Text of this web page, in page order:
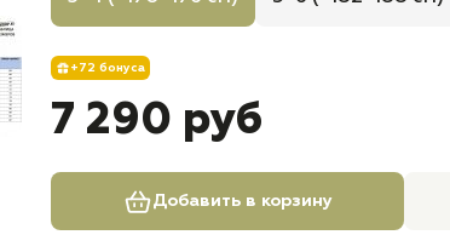
+72 бонуса
7 290 руб
Добавить в корзину